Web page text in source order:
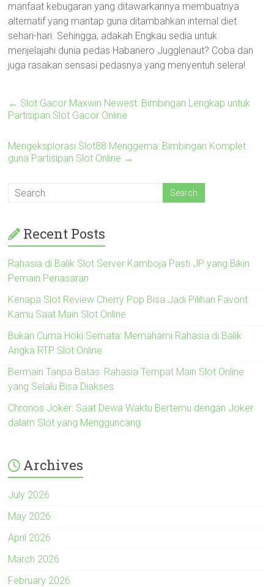
manfaat kebugaran yang ditawarkannya membuatnya
alternatif yang mantap guna ditambahkan internal diet
sehari-hari. Sehingga, adakah Engkau sedia untuk
menjelajahi dunia pedas Habanero Jugglenaut? Coba dan
juga rasakan sensasi pedasnya yang menyentuh selera!
← Slot Gacor Maxwin Newest: Bimbingan Lengkap untuk
Partisipan Slot Gacor Online
Mengeksplorasi Slot88 Menggema: Bimbingan Komplet
guna Partisipan Slot Online →
Recent Posts
Rahasia di Balik Slot Server Kamboja Pasti JP yang Bikin
Pemain Penasaran
Kenapa Slot Review Cherry Pop Bisa Jadi Pilihan Favorit
Kamu Saat Main Slot Online
Bukan Cuma Hoki Semata: Memahami Rahasia di Balik
Angka RTP Slot Online
Bermain Tanpa Batas: Rahasia Tempat Main Slot Online
yang Selalu Bisa Diakses
Chronos Joker: Saat Dewa Waktu Bertemu dengan Joker
dalam Slot yang Mengguncang
Archives
July 2026
May 2026
April 2026
March 2026
February 2026